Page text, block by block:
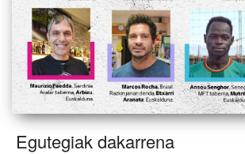
Egutegiak dakarrena